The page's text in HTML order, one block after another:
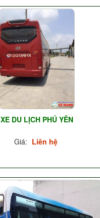
XE DU LỊCH PHÚ YÊN
Giá: Liên hệ